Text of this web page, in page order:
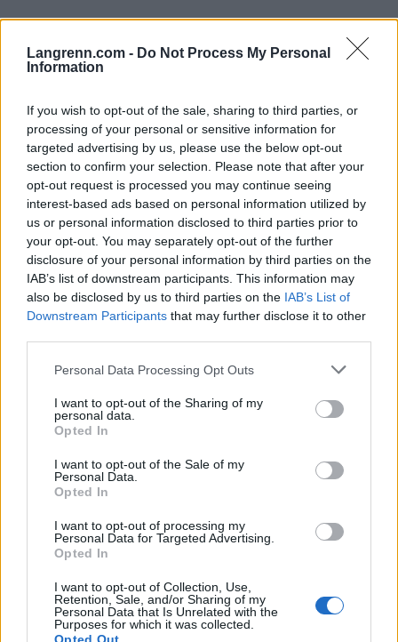
Langrenn.com - Do Not Process My Personal
Information
If you wish to opt-out of the sale, sharing to third parties, or
processing of your personal or sensitive information for
targeted advertising by us, please use the below opt-out
section to confirm your selection. Please note that after your
opt-out request is processed you may continue seeing
interest-based ads based on personal information utilized by
us or personal information disclosed to third parties prior to
your opt-out. You may separately opt-out of the further
disclosure of your personal information by third parties on the
IAB’s list of downstream participants. This information may
also be disclosed by us to third parties on the IAB’s List of
Downstream Participants that may further disclose it to other
Please note that this website/app uses one or more Google
not limited to your visit or usage behaviour. You may click to
grant or deny consent to Google and its third-party tags to
use your data for below specified purposes in below Google
consent section.
Personal Data Processing Opt Outs
I want to opt-out of the Sharing of my
personal data.
Opted In
I want to opt-out of the Sale of my
Personal Data.
Opted In
I want to opt-out of processing my
Personal Data for Targeted Advertising.
Opted In
I want to opt-out of Collection, Use,
Retention, Sale, and/or Sharing of my
Personal Data that Is Unrelated with the
Purposes for which it was collected.
– Dette (VM i Falun, journ.anm.) er ikke slutten.
Jeg synes det hadde vært kjempekult å få delta i ett
OL til, så jeg har lyst til å fortsette å konkurrere,
– Jeg har veldig trua på det med individuelt
tilpasset treningsopplegg, og ønsker å se hvor
langt jeg kan nå.
Se også:Går midt imot den tradisjonelle
modellen: – Ikke alle skal trene likt
Medaljegrossist
medaljekort. I løpet av de siste fem åra har hun tatt
seks OL-medaljer, inkludert to gull, og sju VM-
gull. Hun har tatt 26 verdenscupseiere og vært på
pallen 62 ganger siden 2018.
Jonna Sundling er sugen på et nytt OL. Her fra 20K
Skiathlon under OL 2026, der hun ble nummer 11. Foto:
Maxim Thore / BILDBYRÅN